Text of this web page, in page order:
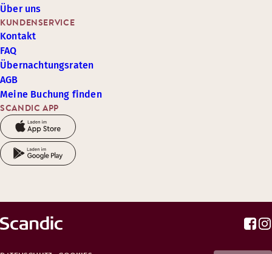
SCANDIC APP
KUNDENSERVICE
Kontakt
FAQ
Übernachtungsraten
AGB
Meine Buchung finden
Über uns